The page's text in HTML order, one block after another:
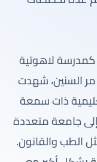
تأسست جامعة لوزان في عام 1537 كمدرسة لاهوتية
مر السنين، شهدت
ذات سمعة
رسميًا إلى جامعة متعددة
الطب والقانون.